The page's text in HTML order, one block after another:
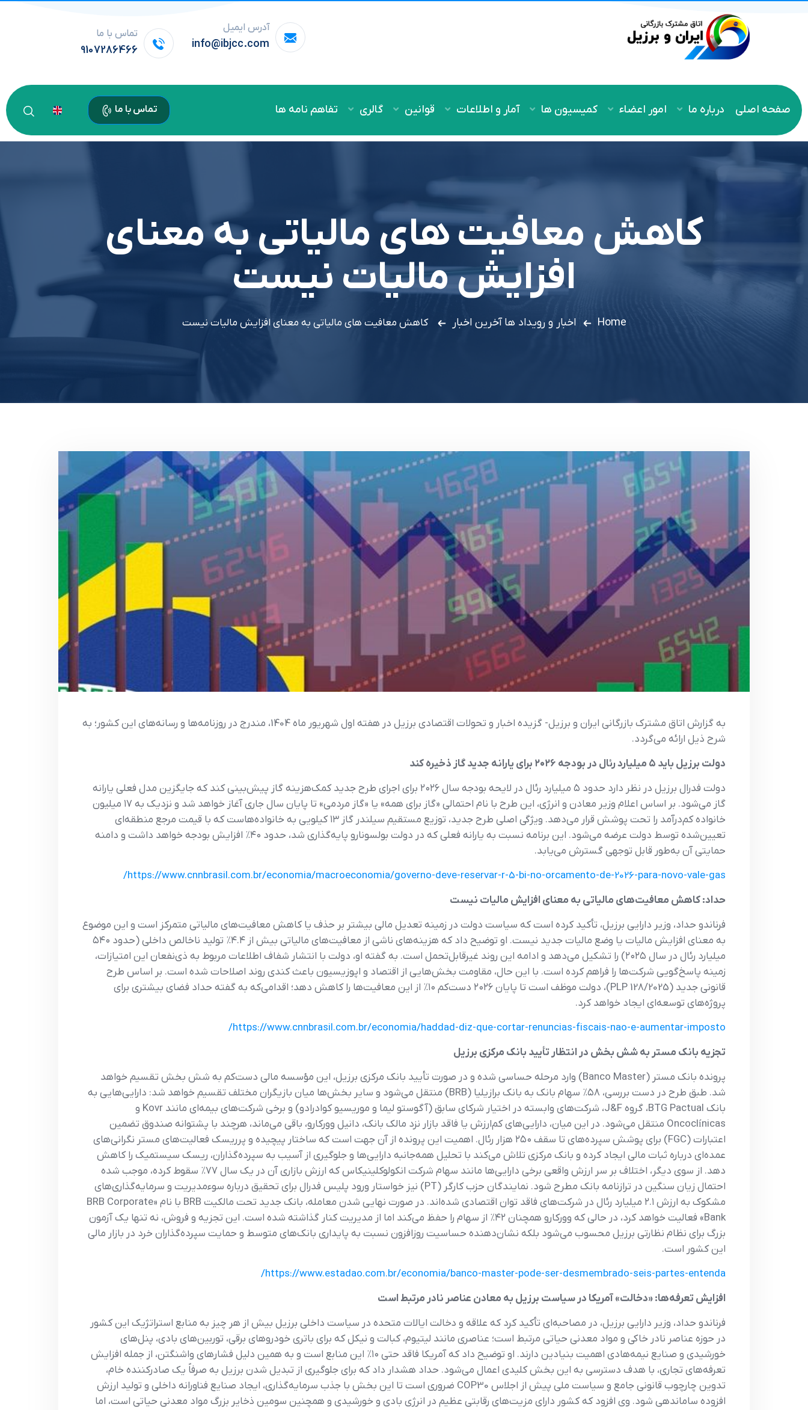
آدرس ایمیل
info@ibjcc.com
تماس با ما
9107286466
صفحه اصلی درباره ما امور اعضاء کمیسیون ها آمار و اطلاعات قوانین گالری تفاهم نامه ها تماس با ما
کاهش معافیت های مالیاتی به معنای
افزایش مالیات نیست
Home اخبار و رویداد ها آخرین اخبار کاهش معافیت های مالیاتی به معنای افزایش مالیات نیست
به گزارش اتاق مشترک بازرگانی ایران و برزیل- گزیده اخبار و تحولات اقتصادی برزیل در هفته اول شهریور ماه 1404، مندرج در روزنامه‌ها و رسانه‌های این کشور؛ به
شرح ذیل ارائه می‌گردد.
دولت برزیل باید ۵ میلیارد رئال در بودجه ۲۰۲۶ برای یارانه جدید گاز ذخیره کند
دولت فدرال برزیل در نظر دارد حدود ۵ میلیارد رئال در لایحه بودجه سال ۲۰۲۶ برای اجرای طرح جدید کمک‌هزینه گاز پیش‌بینی کند که جایگزین مدل فعلی یارانه
گاز می‌شود. بر اساس اعلام وزیر معادن و انرژی، این طرح با نام احتمالی «گاز برای همه» یا «گاز مردمی» تا پایان سال جاری آغاز خواهد شد و نزدیک به ۱۷ میلیون
خانواده کم‌درآمد را تحت پوشش قرار می‌دهد. ویژگی اصلی طرح جدید، توزیع مستقیم سیلندر گاز ۱۳ کیلویی به خانواده‌هاست که با قیمت مرجع منطقه‌ای
تعیین‌شده توسط دولت عرضه می‌شود. این برنامه نسبت به یارانه فعلی که در دولت بولسونارو پایه‌گذاری شد، حدود ۴۰٪ افزایش بودجه خواهد داشت و دامنه
حمایتی آن به‌طور قابل توجهی گسترش می‌یابد.
https://www.cnnbrasil.com.br/economia/macroeconomia/governo-deve-reservar-r-5-bi-no-orcamento-de-2026-para-novo-vale-gas/
حداد: کاهش معافیت‌های مالیاتی به معنای افزایش مالیات نیست
فرناندو حداد، وزیر دارایی برزیل، تأکید کرده است که سیاست دولت در زمینه تعدیل مالی بیشتر بر حذف یا کاهش معافیت‌های مالیاتی متمرکز است و این موضوع
به معنای افزایش مالیات یا وضع مالیات جدید نیست. او توضیح داد که هزینه‌های ناشی از معافیت‌های مالیاتی بیش از ۴.۴٪ تولید ناخالص داخلی (حدود ۵۴۰
میلیارد رئال در سال ۲۰۲۵) را تشکیل می‌دهد و ادامه این روند غیرقابل‌تحمل است. به گفته او، دولت با انتشار شفاف اطلاعات مربوط به ذی‌نفعان این امتیازات،
زمینه پاسخ‌گویی شرکت‌ها را فراهم کرده است. با این حال، مقاومت بخش‌هایی از اقتصاد و اپوزیسیون باعث کندی روند اصلاحات شده است. بر اساس طرح
قانونی جدید (PLP 128/2025)، دولت موظف است تا پایان ۲۰۲۶ دست‌کم ۱۰٪ از این معافیت‌ها را کاهش دهد؛ اقدامی‌که به گفته حداد فضای بیشتری برای
پروژه‌های توسعه‌ای ایجاد خواهد کرد.
https://www.cnnbrasil.com.br/economia/haddad-diz-que-cortar-renuncias-fiscais-nao-e-aumentar-imposto/
تجزیه بانک مستر به شش بخش در انتظار تأیید بانک مرکزی برزیل
پرونده بانک مستر (Banco Master) وارد مرحله حساسی شده و در صورت تأیید بانک مرکزی برزیل، این مؤسسه مالی دست‌کم به شش بخش تقسیم خواهد
شد. طبق طرح در دست بررسی، ۵۸٪ سهام بانک به بانک برازیلیا (BRB) منتقل می‌شود و سایر بخش‌ها میان بازیگران مختلف تقسیم خواهد شد: دارایی‌هایی به
بانک BTG Pactual، گروه J&F، شرکت‌های وابسته در اختیار شرکای سابق (آگوستو لیما و موریسیو کوادرادو) و برخی شرکت‌های بیمه‌ای مانند Kovr و
Oncoclínicas منتقل می‌شود. در این میان، دارایی‌های کم‌ارزش یا فاقد بازار نزد مالک بانک، دانیل وورکارو، باقی می‌ماند، هرچند با پشتوانه صندوق تضمین
اعتبارات (FGC) برای پوشش سپرده‌های تا سقف ۲۵۰ هزار رئال. اهمیت این پرونده از آن جهت است که ساختار پیچیده و پرریسک فعالیت‌های مستر نگرانی‌های
عمده‌ای درباره ثبات مالی ایجاد کرده و بانک مرکزی تلاش می‌کند با تحلیل همه‌جانبه دارایی‌ها و جلوگیری از آسیب به سپرده‌گذاران، ریسک سیستمیک را کاهش
دهد. از سوی دیگر، اختلاف بر سر ارزش واقعی برخی دارایی‌ها مانند سهام شرکت انکولو‌کلینیکاس که ارزش بازاری آن در یک سال ۷۷٪ سقوط کرده، موجب شده
احتمال زیان سنگین در ترازنامه بانک مطرح شود. نمایندگان حزب کارگر (PT) نیز خواستار ورود پلیس فدرال برای تحقیق درباره سوءمدیریت و سرمایه‌گذاری‌های
مشکوک به ارزش ۲.۱ میلیارد رئال در شرکت‌های فاقد توان اقتصادی شده‌اند. در صورت نهایی شدن معامله، بانک جدید تحت مالکیت BRB با نام «BRB Corporate
Bank» فعالیت خواهد کرد، در حالی که وورکارو همچنان ۴۲٪ از سهام را حفظ می‌کند اما از مدیریت کنار گذاشته شده است. این تجزیه و فروش، نه تنها یک آزمون
بزرگ برای نظام نظارتی برزیل محسوب می‌شود بلکه نشان‌دهنده حساسیت روزافزون نسبت به پایداری بانک‌های متوسط و حمایت سپرده‌گذاران خرد در بازار مالی
این کشور است.
https://www.estadao.com.br/economia/banco-master-pode-ser-desmembrado-seis-partes-entenda/
افزایش تعرفه‌ها: «دخالت» آمریکا در سیاست برزیل به معادن عناصر نادر مرتبط است
فرناندو حداد، وزیر دارایی برزیل، در مصاحبه‌ای تأکید کرد که علاقه و دخالت ایالات متحده در سیاست داخلی برزیل بیش از هر چیز به منابع استراتژیک این کشور
در حوزه عناصر نادر خاکی و مواد معدنی حیاتی مرتبط است؛ عناصری مانند لیتیوم، کبالت و نیکل که برای باتری خودروهای برقی، توربین‌های بادی، پنل‌های
خورشیدی و صنایع نیمه‌هادی اهمیت بنیادین دارند. او توضیح داد که آمریکا فاقد حتی ۱۰٪ این منابع است و به همین دلیل فشارهای واشنگتن، از جمله افزایش
تعرفه‌های تجاری، با هدف دسترسی به این بخش کلیدی اعمال می‌شود. حداد هشدار داد که برای جلوگیری از تبدیل شدن برزیل به صرفاً یک صادرکننده خام،
تدوین چارچوب قانونی جامع و سیاست ملی پیش از اجلاس COP30 ضروری است تا این بخش با جذب سرمایه‌گذاری، ایجاد صنایع فناورانه داخلی و تولید ارزش
افزوده ساماندهی شود. وی افزود که کشور دارای مزیت‌های رقابتی عظیم در انرژی بادی و خورشیدی و همچنین سومین ذخایر بزرگ مواد معدنی حیاتی است، اما